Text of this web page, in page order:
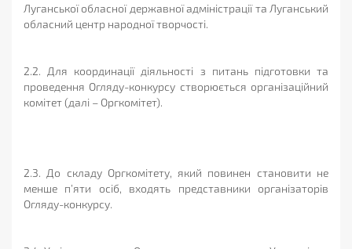
Луганської обласної державної адміністрації та Луганський
обласний центр народної творчості.
2.2. Для координації діяльності з питань підготовки та
проведення Огляду-конкурсу створюється організаційний
комітет (далі – Оргкомітет).
2.3. До складу Оргкомітету, який повинен становити не
менше п’яти осіб, входять представники організаторів
Огляду-конкурсу.